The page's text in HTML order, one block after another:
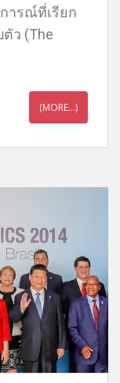
ารณ์ที่เรียก
ว (The
(MORE…)